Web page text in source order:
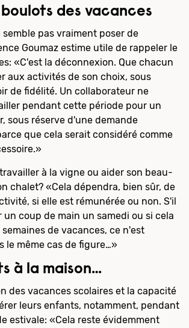
des vacances
semble pas vraiment poser de
Goumaz estime utile de rappeler le
«C'est la déconnexion. Que chacun
aux activités de son choix, sous
de fidélité. Un collaborateur ne
pendant cette période pour un
sous réserve d'une demande
que cela serait considéré comme
à la vigne ou aider son beau-
chalet? «Cela dépendra, bien sûr, de
si elle est rémunérée ou non. S'il
coup de main un samedi ou si cela
de vacances, ce n'est
le même cas de figure…»
à la maison…
des vacances scolaires et la capacité
leurs enfants, notamment, pendant
estivale: «Cela reste évidemment